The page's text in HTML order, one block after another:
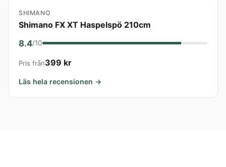
SHIMANO
Shimano FX XT Haspelspö 210cm
8.4/10
Pris från399 kr
Läs hela recensionen →